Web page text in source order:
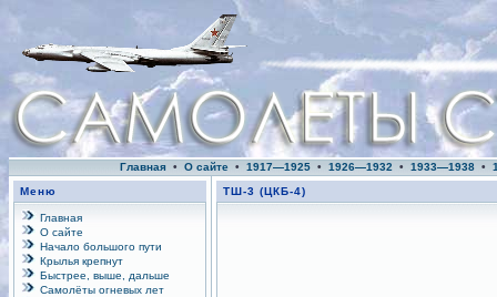
Главная • О сайте • 1917—1925 • 1926—1932 • 1933—1938 •
Меню
Главная
О сайте
Начало большого пути
Крылья крепнут
Быстрее, выше, дальше
Самолёты огневых лет
ТШ-3 (ЦКБ-4)